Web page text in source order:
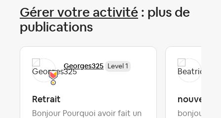
Gérer votre activité : plus de
publications
Georges325 Level 1
Retrait
Bonjour Pourquoi avoir fait un
nouvelle
bonjour je